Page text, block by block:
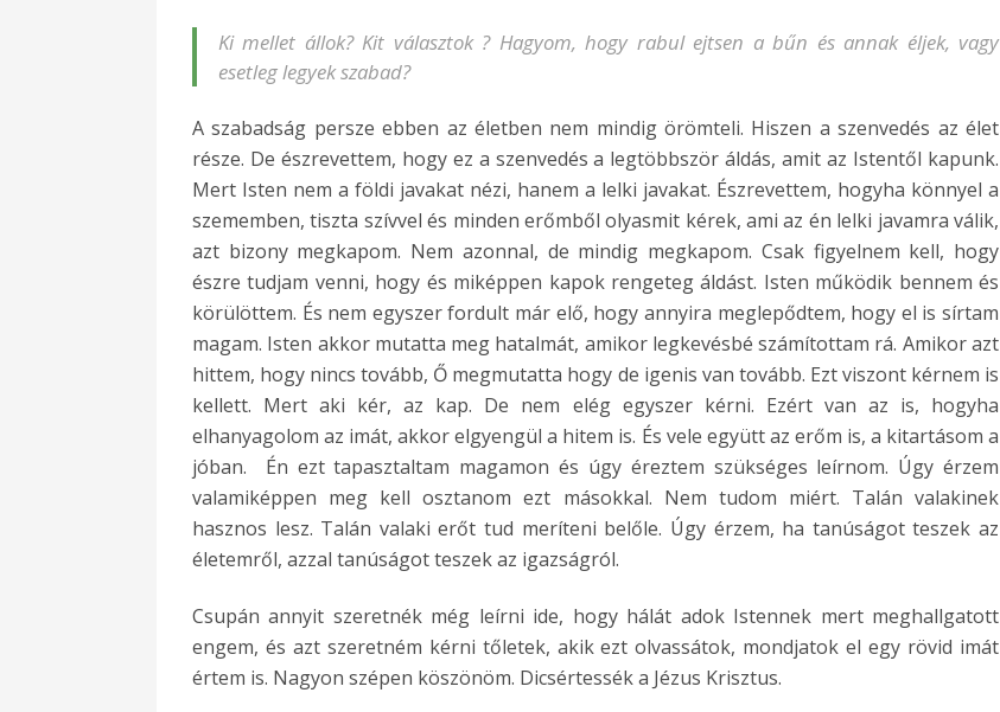
Ki mellet állok? Kit választok ? Hagyom, hogy rabul ejtsen a bűn és annak éljek, vagy
esetleg legyek szabad?
A szabadság persze ebben az életben nem mindig örömteli. Hiszen a szenvedés az élet
része. De észrevettem, hogy ez a szenvedés a legtöbbször áldás, amit az Istentől kapunk.
Mert Isten nem a földi javakat nézi, hanem a lelki javakat. Észrevettem, hogyha könnyel a
szememben, tiszta szívvel és minden erőmből olyasmit kérek, ami az én lelki javamra válik,
azt bizony megkapom. Nem azonnal, de mindig megkapom. Csak figyelnem kell, hogy
észre tudjam venni, hogy és miképpen kapok rengeteg áldást. Isten működik bennem és
körülöttem. És nem egyszer fordult már elő, hogy annyira meglepődtem, hogy el is sírtam
magam. Isten akkor mutatta meg hatalmát, amikor legkevésbé számítottam rá. Amikor azt
hittem, hogy nincs tovább, Ő megmutatta hogy de igenis van tovább. Ezt viszont kérnem is
kellett. Mert aki kér, az kap. De nem elég egyszer kérni. Ezért van az is, hogyha
elhanyagolom az imát, akkor elgyengül a hitem is. És vele együtt az erőm is, a kitartásom a
jóban. Én ezt tapasztaltam magamon és úgy éreztem szükséges leírnom. Úgy érzem
valamiképpen meg kell osztanom ezt másokkal. Nem tudom miért. Talán valakinek
hasznos lesz. Talán valaki erőt tud meríteni belőle. Úgy érzem, ha tanúságot teszek az
életemről, azzal tanúságot teszek az igazságról.
Csupán annyit szeretnék még leírni ide, hogy hálát adok Istennek mert meghallgatott
engem, és azt szeretném kérni tőletek, akik ezt olvassátok, mondjatok el egy rövid imát
értem is. Nagyon szépen köszönöm. Dicsértessék a Jézus Krisztus.